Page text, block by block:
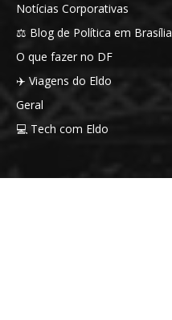
Notícias Corporativas
⚖️ Blog de Política em Brasília
O que fazer no DF
✈️ Viagens do Eldo
Geral
💻 Tech com Eldo